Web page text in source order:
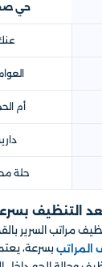
حي
أم
حلة
التنظيف
مراتب السرير
المراتب بسرعة،